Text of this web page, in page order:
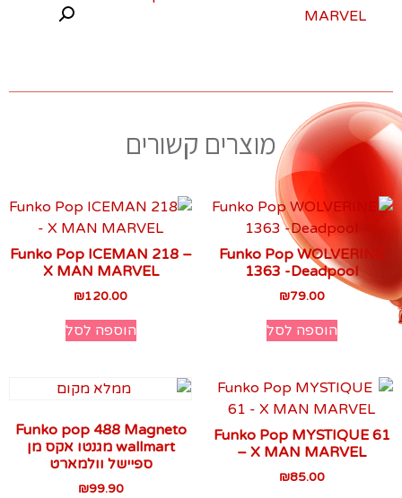
מוצרים קשורים
Funko Pop WOLVERINE
1363 -Deadpool
₪79.00
הוספה לסל
Funko Pop ICEMAN 218 –
X MAN MARVEL
₪120.00
הוספה לסל
Funko Pop MYSTIQUE 61
– X MAN MARVEL
₪85.00
Funko pop 488 Magneto
wallmart מגנטו אקס מן
ספיישל וולמארט
₪99.90